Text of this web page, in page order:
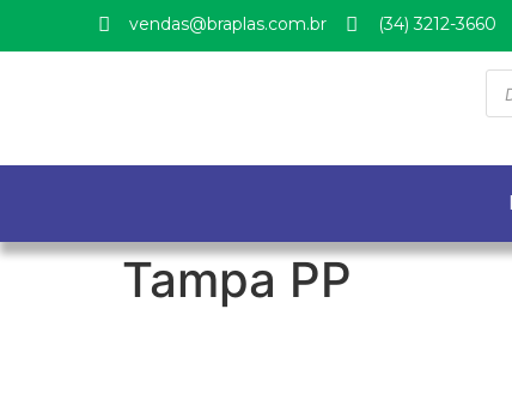
vendas@braplas.com.br (34) 3212-3660
Tampa PP